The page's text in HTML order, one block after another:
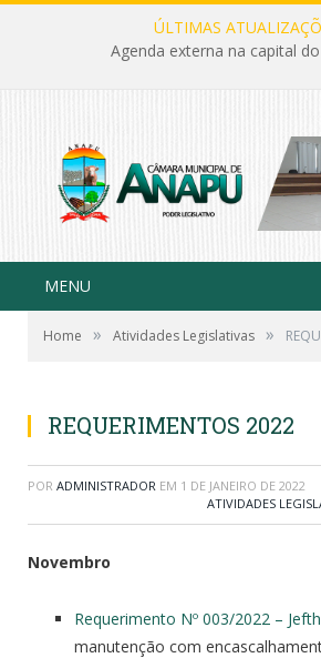
ÚLTIMAS
Agenda externa na capital
MENU
Home » Atividades Legislativas »
REQUERIMENTOS 2022
POR ADMINISTRADOR EM 1 DE JANEIRO DE 2022
ATIVIDADES
Novembro
Requerimento Nº 003/2022 –
manutenção com